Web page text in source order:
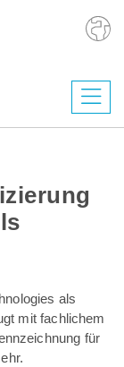
Slovenščina
als
mit fachlichem
für